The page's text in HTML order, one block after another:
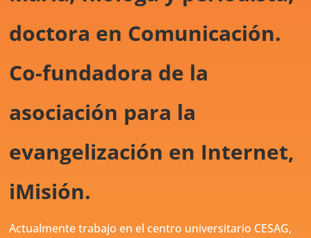
doctora en Comunicación.
Co-fundadora de la
asociación para la
evangelización en Internet,
iMisión.
Actualmente trabajo en el centro universitario CESAG,